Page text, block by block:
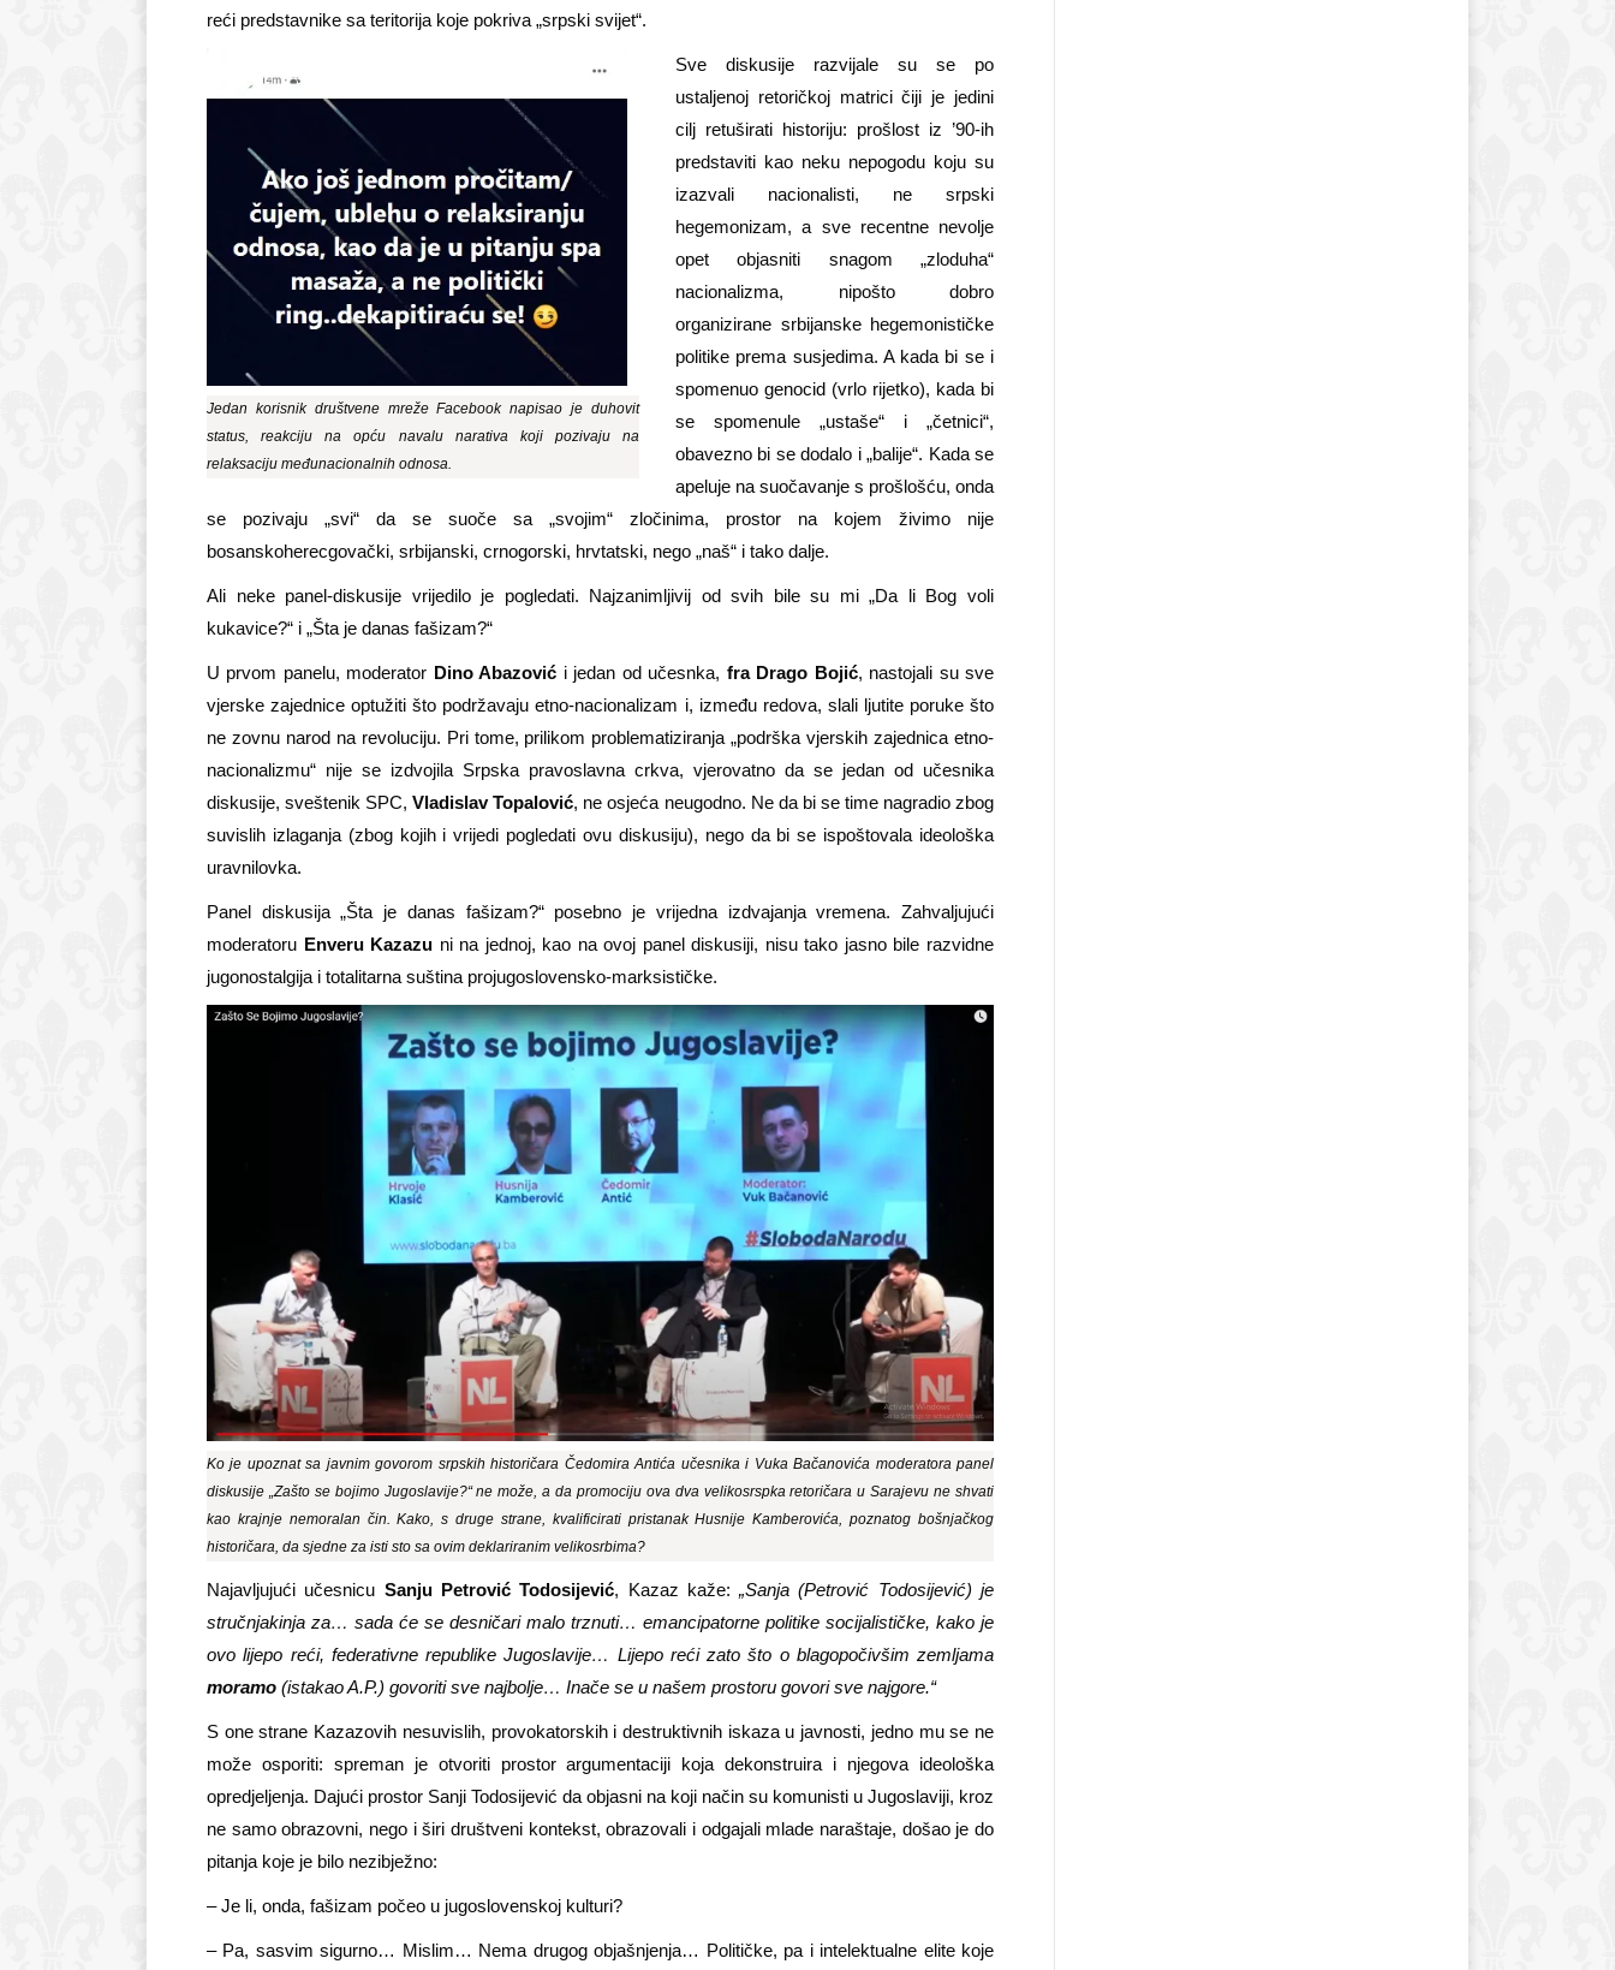
reći predstavnike sa teritorija koje pokriva „srpski svijet“.
Jedan korisnik društvene mreže Facebook napisao je duhovit
status, reakciju na opću navalu narativa koji pozivaju na
relaksaciju međunacionalnih odnosa.
Sve diskusije razvijale su se po
ustaljenoj retoričkoj matrici čiji je jedini
cilj retuširati historiju: prošlost iz ’90-ih
predstaviti kao neku nepogodu koju su
izazvali nacionalisti, ne srpski
hegemonizam, a sve recentne nevolje
opet objasniti snagom „zloduha“
nacionalizma, nipošto dobro
organizirane srbijanske hegemonističke
politike prema susjedima. A kada bi se i
spomenuo genocid (vrlo rijetko), kada bi
se spomenule „ustaše“ i „četnici“,
obavezno bi se dodalo i „balije“. Kada se
apeluje na suočavanje s prošlošću, onda
se pozivaju „svi“ da se suoče sa „svojim“ zločinima, prostor na kojem živimo nije
bosanskoherecgovački, srbijanski, crnogorski, hrvtatski, nego „naš“ i tako dalje.
Ali neke panel-diskusije vrijedilo je pogledati. Najzanimljivij od svih bile su mi „Da li Bog voli
kukavice?“ i „Šta je danas fašizam?“
U prvom panelu, moderator Dino Abazović i jedan od učesnka, fra Drago Bojić, nastojali su sve
vjerske zajednice optužiti što podržavaju etno-nacionalizam i, između redova, slali ljutite poruke što
ne zovnu narod na revoluciju. Pri tome, prilikom problematiziranja „podrška vjerskih zajednica etno-
nacionalizmu“ nije se izdvojila Srpska pravoslavna crkva, vjerovatno da se jedan od učesnika
diskusije, sveštenik SPC,Vladislav Topalović, ne osjeća neugodno. Ne da bi se time nagradio zbog
suvislih izlaganja (zbog kojih i vrijedi pogledati ovu diskusiju), nego da bi se ispoštovala ideološka
uravnilovka.
Panel diskusija „Šta je danas fašizam?“ posebno je vrijedna izdvajanja vremena. Zahvaljujući
moderatoru Enveru Kazazu ni na jednoj, kao na ovoj panel diskusiji, nisu tako jasno bile razvidne
jugonostalgija i totalitarna suština projugoslovensko-marksističke.
Ko je upoznat sa javnim govorom srpskih historičara Čedomira Antića učesnika i Vuka Bačanovića moderatora panel
diskusije „Zašto se bojimo Jugoslavije?“ ne može, a da promociju ova dva velikosrspka retoričara u Sarajevu ne shvati
kao krajnje nemoralan čin. Kako, s druge strane, kvalificirati pristanak Husnije Kamberovića, poznatog bošnjačkog
historičara, da sjedne za isti sto sa ovim deklariranim velikosrbima?
Najavljujući učesnicu Sanju Petrović Todosijević, Kazaz kaže:„Sanja (Petrović Todosijević) je
stručnjakinja za… sada će se desničari malo trznuti… emancipatorne politike socijalističke, kako je
ovo lijepo reći, federativne republike Jugoslavije… Lijepo reći zato što o blagopočivšim zemljama
moramo (istakao A.P.) govoriti sve najbolje… Inače se u našem prostoru govori sve najgore.“
S one strane Kazazovih nesuvislih, provokatorskih i destruktivnih iskaza u javnosti, jedno mu se ne
može osporiti: spreman je otvoriti prostor argumentaciji koja dekonstruira i njegova ideološka
opredjeljenja. Dajući prostor Sanji Todosijević da objasni na koji način su komunisti u Jugoslaviji, kroz
ne samo obrazovni, nego i širi društveni kontekst, obrazovali i odgajali mlade naraštaje, došao je do
pitanja koje je bilo nezibježno:
– Je li, onda, fašizam počeo u jugoslovenskoj kulturi?
– Pa, sasvim sigurno… Mislim… Nema drugog objašnjenja… Političke, pa i intelektualne elite koje